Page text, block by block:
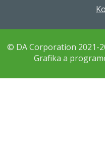
© DA Corporation 2021-
Grafika a